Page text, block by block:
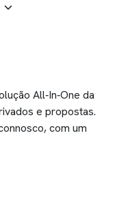
All‑In‑One da
e propostas.
com um